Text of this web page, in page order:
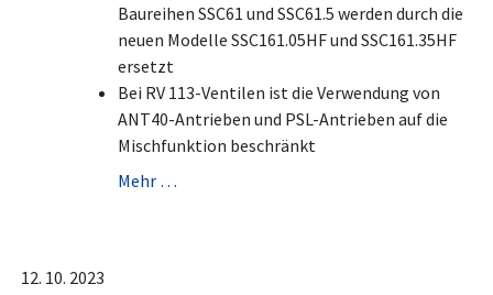
Baureihen SSC61 und SSC61.5 werden durch die
neuen Modelle SSC161.05HF und SSC161.35HF
ersetzt
Bei RV 113-Ventilen ist die Verwendung von
ANT40-Antrieben und PSL-Antrieben auf die
Mischfunktion beschränkt
Mehr …
12. 10. 2023